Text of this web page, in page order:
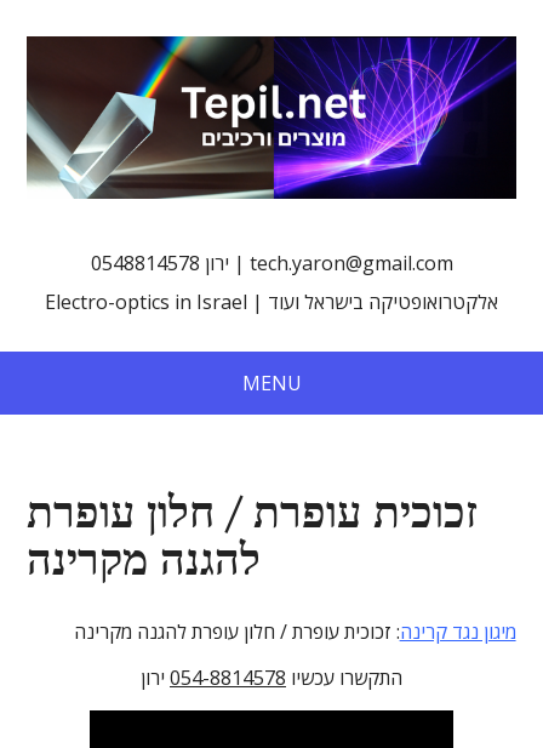
0548814578 ירון | tech.yaron@gmail.com
Electro-optics in Israel | אלקטרואופטיקה בישראל ועוד
MENU
זכוכית עופרת / חלון עופרת
להגנה מקרינה
מיגון נגד קרינה: זכוכית עופרת / חלון עופרת להגנה מקרינה
התקשרו עכשיו 054-8814578 ירון